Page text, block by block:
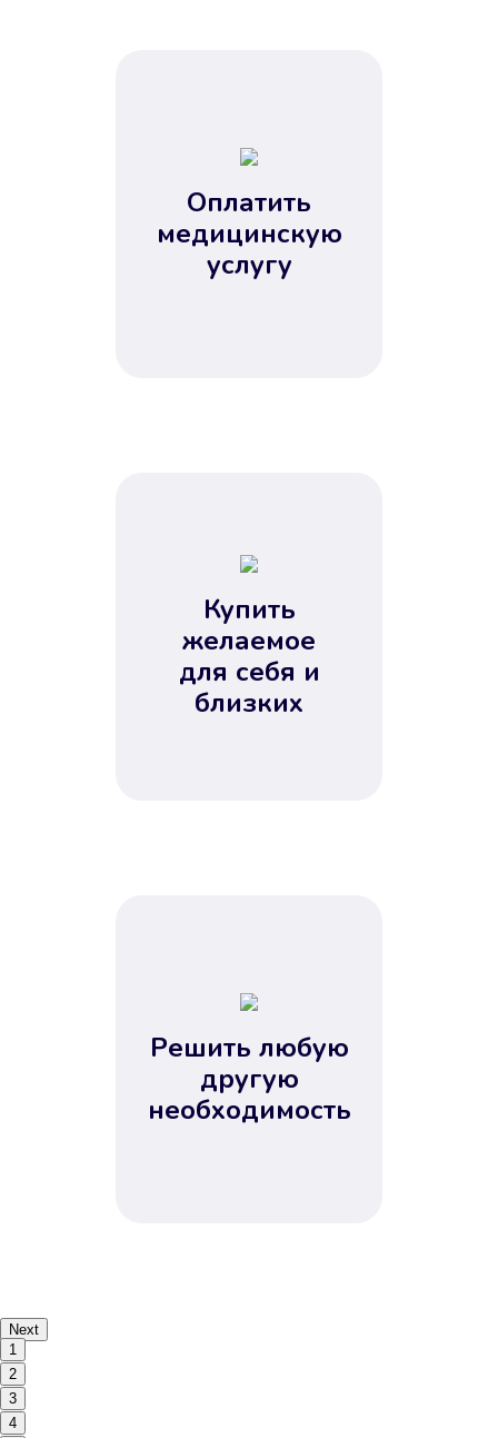
Оплатить
медицинскую
услугу
Купить
желаемое
для себя и
близких
Решить любую
другую
необходимость
Next
1
2
3
4